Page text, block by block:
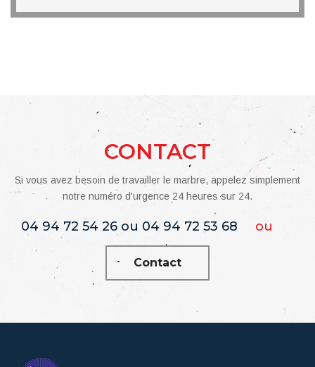
CONTACT
Si vous avez besoin de travailler le marbre, appelez simplement
notre numéro d'urgence 24 heures sur 24.
04 94 72 54 26 ou 04 94 72 53 68 ou
Contact